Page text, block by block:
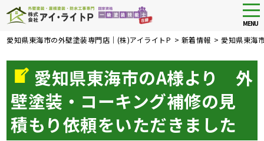
Skip
main
content
MENU
愛知県東海市の外壁塗装専門店｜(株)アイライトP > 新着情報 > 愛知県東海
愛知県東海市のA様より 外
壁塗装・コーキング補修の見
積もり依頼をいただきました